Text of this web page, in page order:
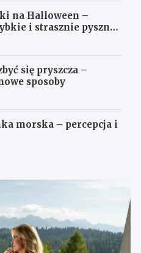
na Halloween –
i strasznie pyszne
się pryszcza –
sposoby
morska – percepcja i